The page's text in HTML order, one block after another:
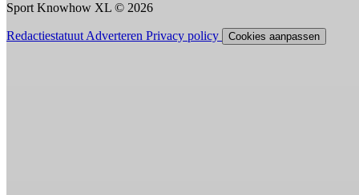
Sport Knowhow XL © 2026
Redactiestatuut Adverteren Privacy policy Cookies aanpassen